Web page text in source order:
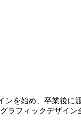
を始め、卒業後
ラフィックデザイン